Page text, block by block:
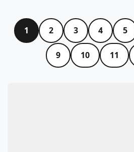
1 2 3 4 5
9 10 11